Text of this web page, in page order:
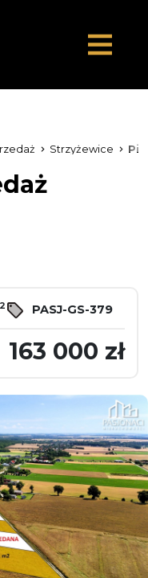
Strzyżewice
2 PASJ-GS-379
163 000 zł